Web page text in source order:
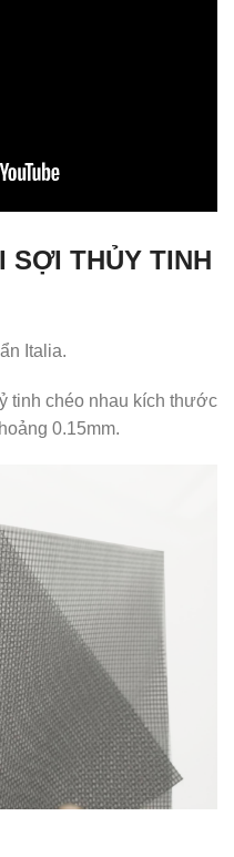
SỢI THỦY TINH
Italia.
tinh chéo nhau kích thước
0.15mm.